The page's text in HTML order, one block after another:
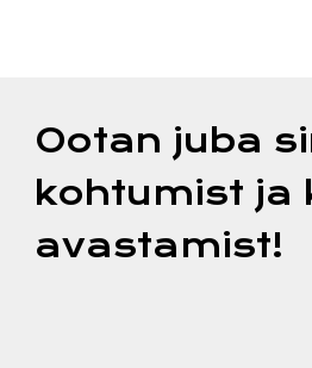
Ootan juba
kohtumist ja
avastamist!